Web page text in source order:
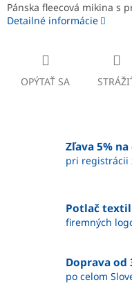
Pánska fleecová mikina s
Detailné informácie
OPÝTAŤ SA
Zľava 5%
pri registrácii
Potlač
firemných
Doprava od
po celom